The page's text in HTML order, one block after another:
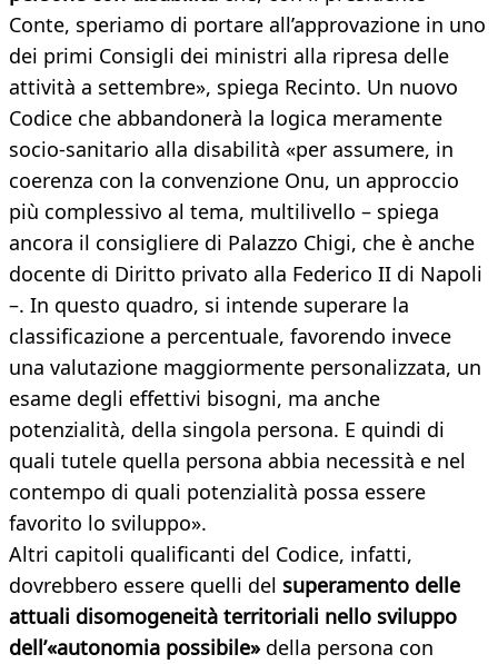
Conte, speriamo di portare all’approvazione in uno
dei primi Consigli dei ministri alla ripresa delle
attività a settembre», spiega Recinto. Un nuovo
Codice che abbandonerà la logica meramente
socio-sanitario alla disabilità «per assumere, in
coerenza con la convenzione Onu, un approccio
più complessivo al tema, multilivello – spiega
ancora il consigliere di Palazzo Chigi, che è anche
docente di Diritto privato alla Federico II di Napoli
–. In questo quadro, si intende superare la
classificazione a percentuale, favorendo invece
una valutazione maggiormente personalizzata, un
esame degli effettivi bisogni, ma anche
potenzialità, della singola persona. E quindi di
quali tutele quella persona abbia necessità e nel
contempo di quali potenzialità possa essere
favorito lo sviluppo».
Altri capitoli qualificanti del Codice, infatti,
dovrebbero essere quelli del superamento delle
attuali disomogeneità territoriali nello sviluppo
dell’«autonomia possibile» della persona con